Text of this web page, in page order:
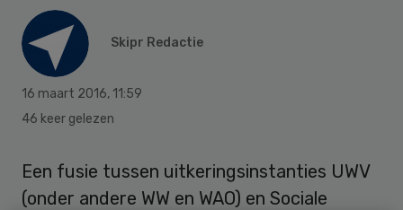
Skipr Redactie
16 maart 2016, 11:59
46 keer gelezen
Een fusie tussen uitkeringsinstanties UWV
(onder andere WW en WAO) en Sociale